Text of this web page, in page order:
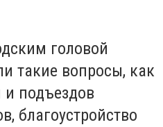
головой
такие вопросы, как
подъездов
благоустройство